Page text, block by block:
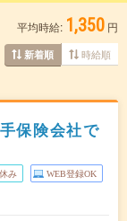
平均時給: 1,350 円
新着順 時給順
保険会社で
み WEB登録OK